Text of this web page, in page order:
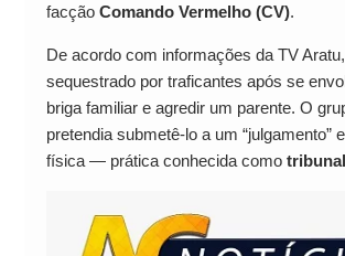
facção Comando Vermelho (CV).
De acordo com informações da TV
sequestrado por traficantes após se
briga familiar e agredir um parente. O
pretendia submetê-lo a um “julgamento”
física — prática conhecida como